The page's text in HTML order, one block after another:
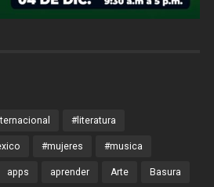
#literatura
#mujeres #musica
apps aprender Arte Basura